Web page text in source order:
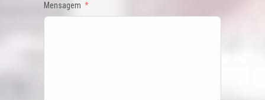
Mensagem